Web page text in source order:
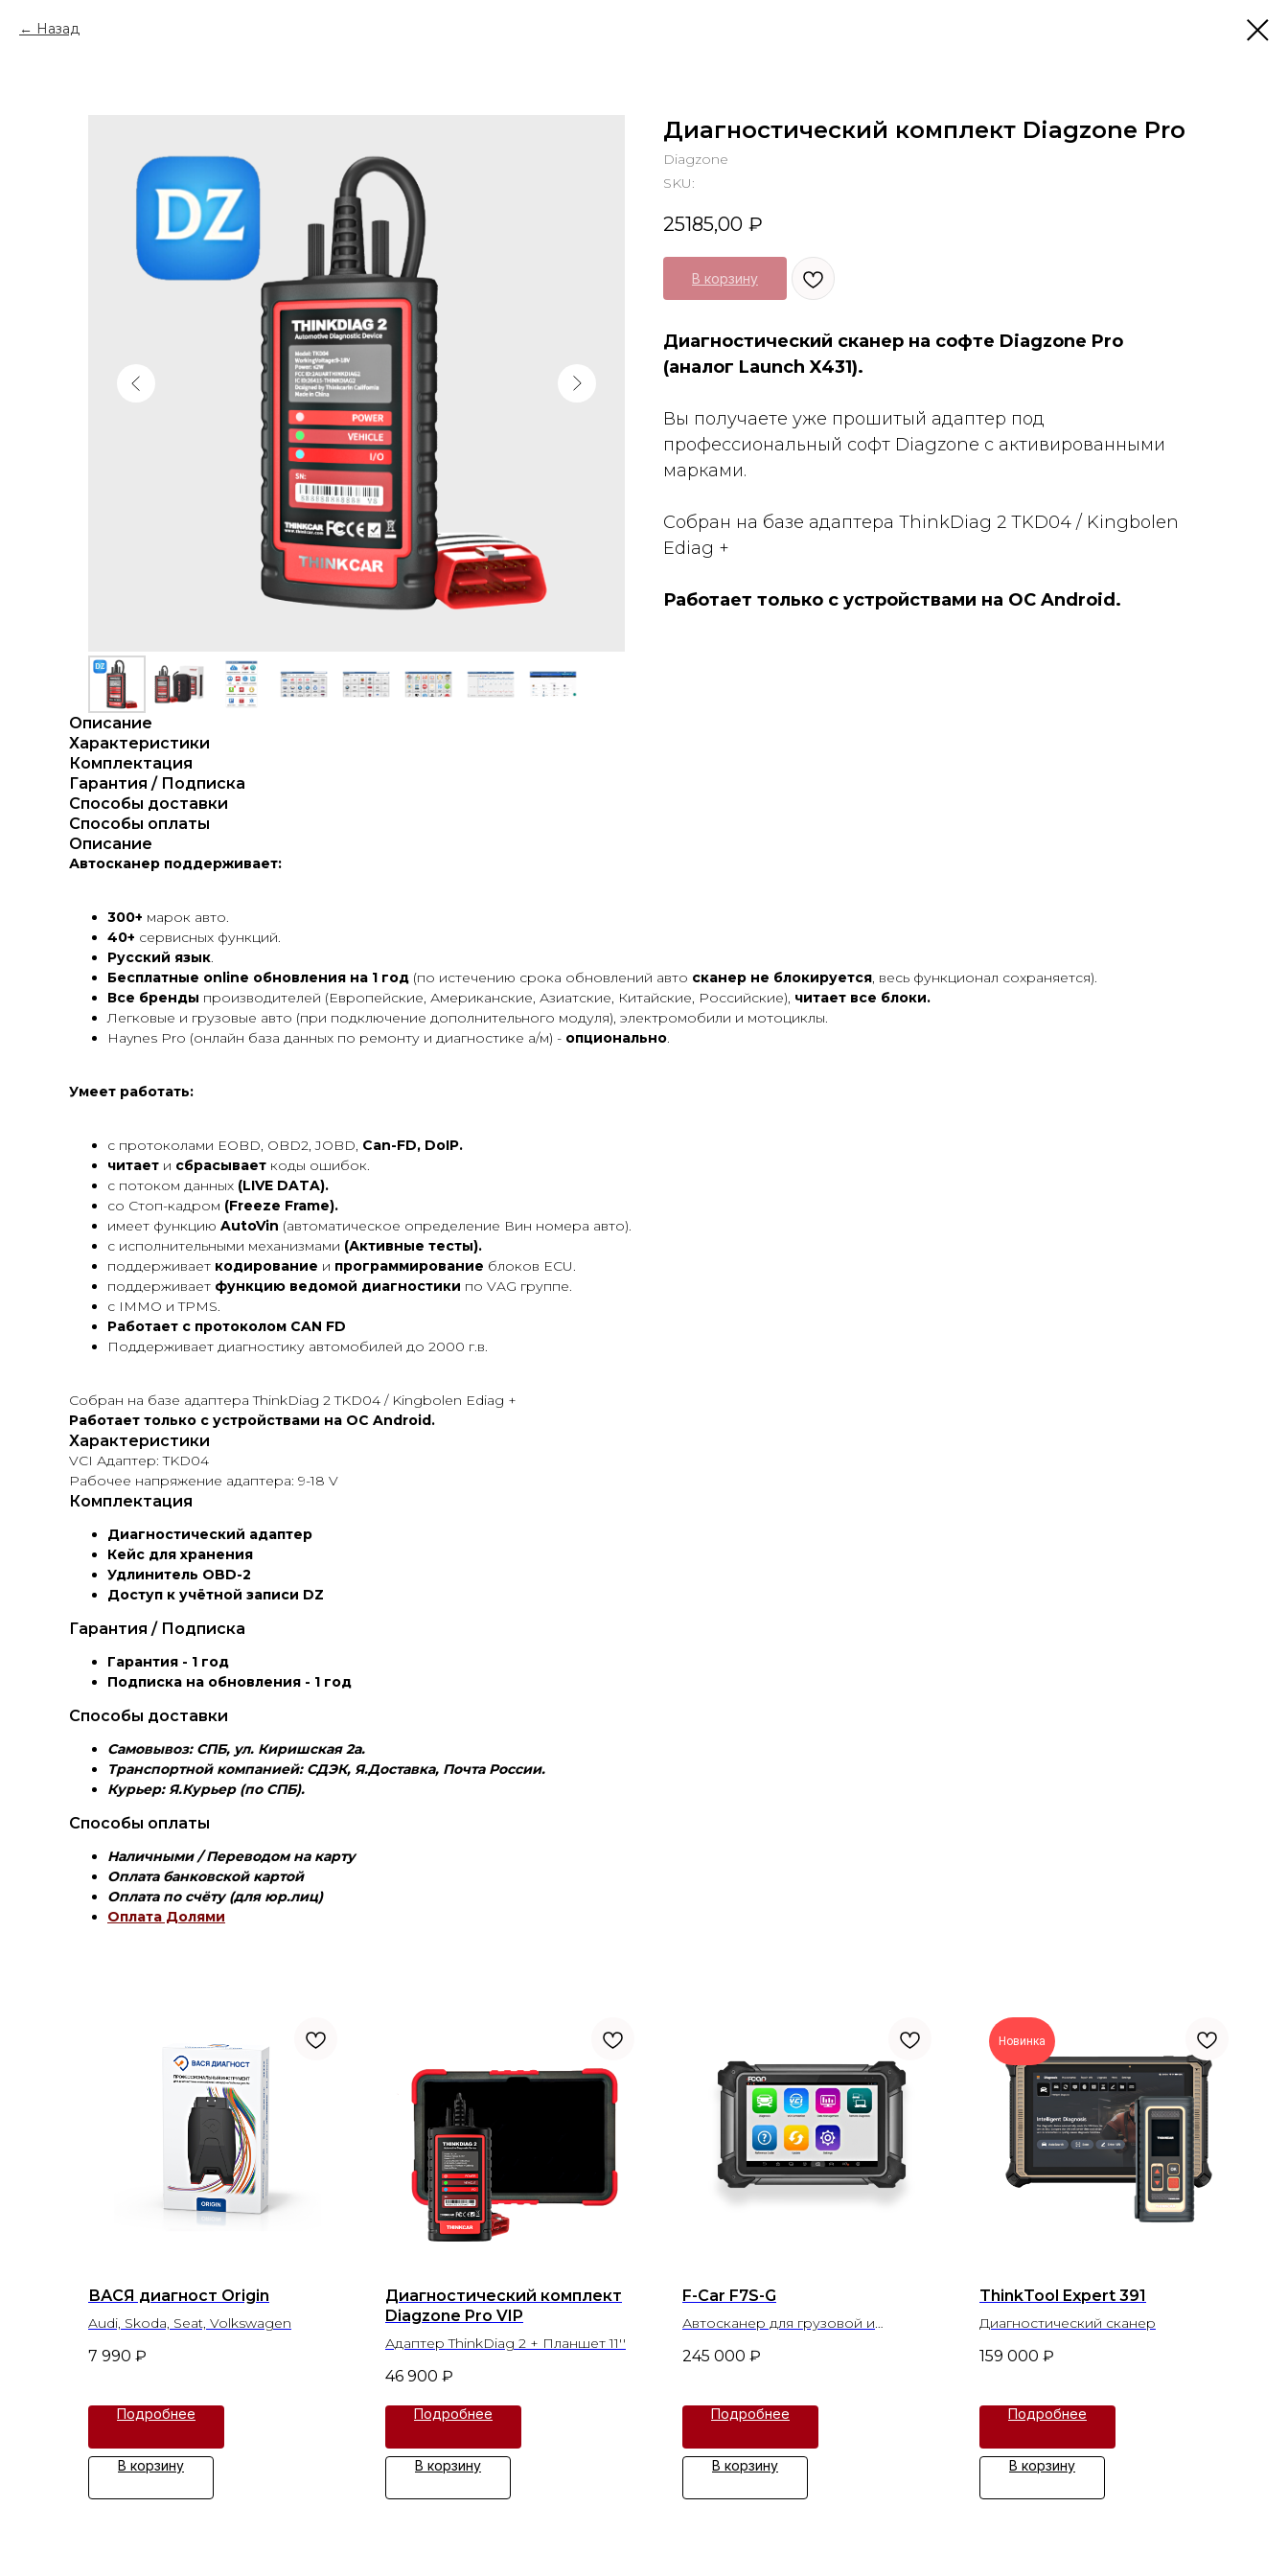
Назад
Диагностический комплект Diagzone Pro
Diagzone
SKU:
25185,00 ₽
В корзину
Диагностический сканер на софте Diagzone Pro
(аналог Launch X431).
Вы получаете уже прошитый адаптер под
профессиональный софт Diagzone с активированными
марками.
Собран на базе адаптера ThinkDiag 2 TKD04 / Kingbolen
Ediag +
Работает только с устройствами на ОС Android.
Описание
Характеристики
Комплектация
Гарантия / Подписка
Способы доставки
Способы оплаты
Описание
Автосканер поддерживает:
300+ марок авто.
40+ сервисных функций.
Русский язык.
Бесплатные online обновления на 1 год (по истечению срока обновлений авто сканер не блокируется, весь функционал сохраняется).
Все бренды производителей (Европейские, Американские, Азиатские, Китайские, Российские), читает все блоки.
Легковые и грузовые авто (при подключение дополнительного модуля), электромобили и мотоциклы.
Haynes Pro (онлайн база данных по ремонту и диагностике а/м) - опционально.
Умеет работать:
с протоколами EOBD, OBD2, JOBD, Can-FD, DoIP.
читает и сбрасывает коды ошибок.
с потоком данных (LIVE DATA).
со Стоп-кадром (Freeze Frame).
имеет функцию AutoVin (автоматическое определение Вин номера авто).
с исполнительными механизмами (Активные тесты).
поддерживает кодирование и программирование блоков ECU.
поддерживает функцию ведомой диагностики по VAG группе.
с IMMO и TPMS.
Работает с протоколом CAN FD
Поддерживает диагностику автомобилей до 2000 г.в.
Собран на базе адаптера ThinkDiag 2 TKD04 / Kingbolen Ediag +
Работает только с устройствами на ОС Android.
Характеристики
VCI Адаптер: TKD04
Рабочее напряжение адаптера: 9-18 V
Комплектация
Диагностический адаптер
Кейс для хранения
Удлинитель OBD-2
Доступ к учётной записи DZ
Гарантия / Подписка
Гарантия - 1 год
Подписка на обновления - 1 год
Способы доставки
Самовывоз: СПБ, ул. Киришская 2а.
Транспортной компанией: СДЭК, Я.Доставка, Почта России.
Курьер: Я.Курьер (по СПБ).
Способы оплаты
Наличными / Переводом на карту
Оплата банковской картой
Оплата по счёту (для юр.лиц)
Оплата Долями
ВАСЯ диагност Origin
Audi, Skoda, Seat, Volkswagen
7 990 ₽
Подробнее
В корзину
Диагностический комплект
Diagzone Pro VIP
Адаптер ThinkDiag 2 + Планшет 11''
46 900 ₽
Подробнее
В корзину
F-Car F7S-G
Автосканер для грузовой и
245 000 ₽
Подробнее
В корзину
Новинка
ThinkTool Expert 391
Диагностический сканер
159 000 ₽
Подробнее
В корзину